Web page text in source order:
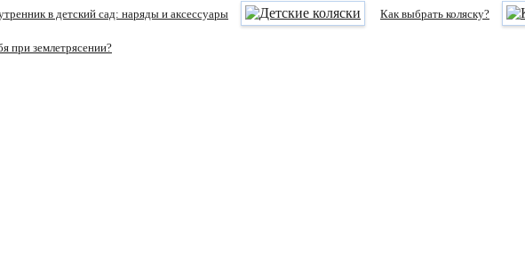
в детский сад: наряды и аксессуары Как выбрать коляску?
при землетрясении?